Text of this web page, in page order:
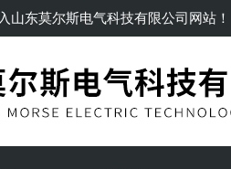
山东莫尔斯电气科技有限公司网站！